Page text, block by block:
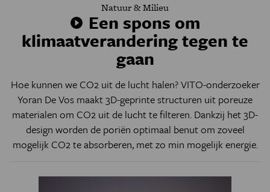
Natuur & Milieu
Een spons om
klimaatverandering tegen te
gaan
Hoe kunnen we CO2 uit de lucht halen? VITO-onderzoeker
Yoran De Vos maakt 3D-geprinte structuren uit poreuze
materialen om CO2 uit de lucht te filteren. Dankzij het 3D-
design worden de poriën optimaal benut om zoveel
mogelijk CO2 te absorberen, met zo min mogelijk energie.